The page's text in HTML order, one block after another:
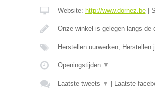
Website: http://www.dornez.be|
Onze winkel is gelegen langs de
Herstellen uurwerken,
Openingstijden ▼
Laatste tweets ▼ Laatste